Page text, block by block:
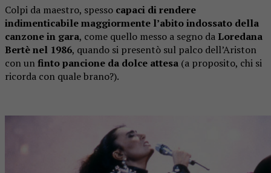
Colpi da maestro, spesso capaci di rendere
indimenticabile maggiormente l’abito indossato della
canzone in gara, come quello messo a segno da Loredana
Bertè nel 1986, quando si presentò sul palco dell’Ariston
con unfinto pancione da dolce attesa (a proposito, chi si
ricorda con quale brano?).